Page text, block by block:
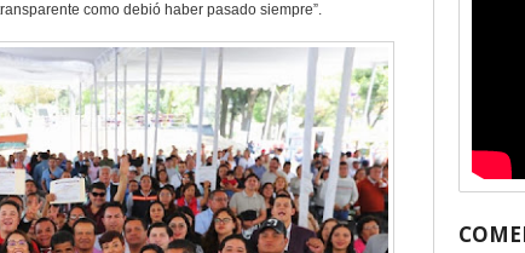
como debió haber pasado siempre”.